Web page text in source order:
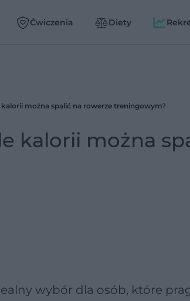
Ćwiczenia Diety
można spalić na rowerze treningowym?
kalorii można
wybór dla osób, które